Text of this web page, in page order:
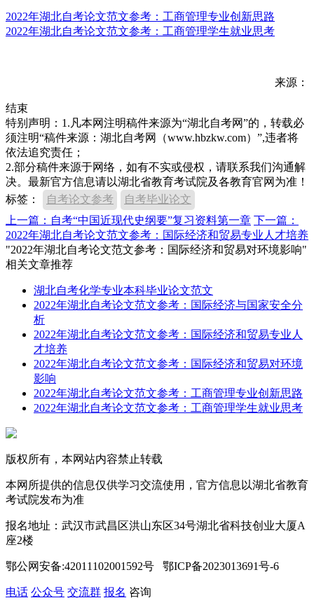
2022年湖北自考论文范文参考：工商管理专业创新思路
2022年湖北自考论文范文参考：工商管理学生就业思考
来源：
结束
特别声明：1.凡本网注明稿件来源为“湖北自考网”的，转载必
须注明“稿件来源：湖北自考网（www.hbzkw.com）”,违者将
依法追究责任；
2.部分稿件来源于网络，如有不实或侵权，请联系我们沟通解
决。最新官方信息请以湖北省教育考试院及各教育官网为准！
标签：
自考论文参考
自考毕业论文
上一篇：自考“中国近现代史纲要”复习资料第一章 下一篇：
2022年湖北自考论文范文参考：国际经济和贸易专业人才培养
"2022年湖北自考论文范文参考：国际经济和贸易对环境影响"
相关文章推荐
湖北自考化学专业本科毕业论文范文
2022年湖北自考论文范文参考：国际经济与国家安全分
析
2022年湖北自考论文范文参考：国际经济和贸易专业人
才培养
2022年湖北自考论文范文参考：国际经济和贸易对环境
影响
2022年湖北自考论文范文参考：工商管理专业创新思路
2022年湖北自考论文范文参考：工商管理学生就业思考
版权所有，本网站内容禁止转载
本网所提供的信息仅供学习交流使用，官方信息以湖北省教育
考试院发布为准
报名地址：武汉市武昌区洪山东区34号湖北省科技创业大厦A
座2楼
鄂公网安备:42011102001592号 鄂ICP备2023013691号-6
电话 公众号 交流群 报名 咨询